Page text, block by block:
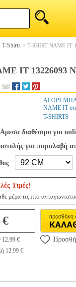
T-Shirts > T-SHIRT NAME
IT
ΑΓΟΡΙ-
NAME IT
T-SHIRTS
διαθέσιμο για
για παραλαβή
Τιμές!
μέρα τις πιο
€
12.99 €
12.99 €